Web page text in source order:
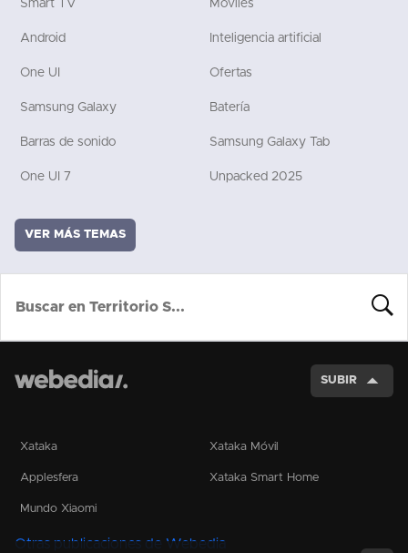
Smart TV Móviles
Android Inteligencia artificial
One UI Ofertas
Samsung Galaxy Batería
Barras de sonido Samsung Galaxy Tab
One UI 7 Unpacked 2025
VER MÁS TEMAS
SUBIR
Xataka Xataka Móvil
Applesfera Xataka Smart Home
Mundo Xiaomi
Otras publicaciones de Webedia